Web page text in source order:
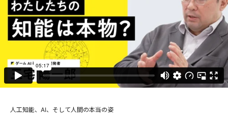
人工知能、AI、そして人間の本当の姿